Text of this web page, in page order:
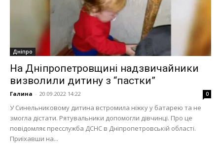
Дніпро
На Дніпропетровщині надзвичайники
визволили дитину з “пастки”
Галина - 20.09.2022 14:22 0
У Синельниковому дитина встромила ніжку у батарею та не
змогла дістати. Рятувальники допомогли дівчинці. Про це
повідомляє пресслужба ДСНС в Дніпропетровській області.
Приїхавши на...